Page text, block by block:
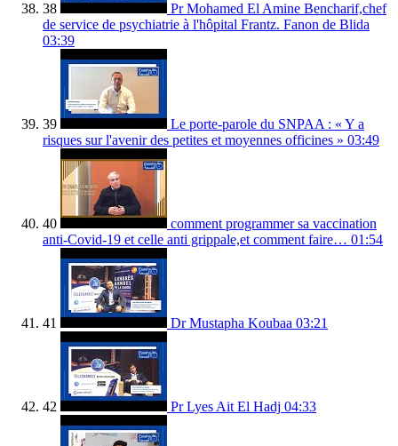
38
Pr Mohamed El Amine Bencharif,chef
de service de psychiatrie à l'hôpital Frantz. Fanon de Blida
03:39
39
Le porte-parole du SNPAA : « Y a
risques sur l'avenir des petites et moyennes officines » 03:49
40
comment programmer sa vaccination
anti-Covid-19 et celle anti grippale,et comment faire… 01:54
41 Dr Mustapha Koubaa 03:21
42 Pr Lyes Ait El Hadj 04:33